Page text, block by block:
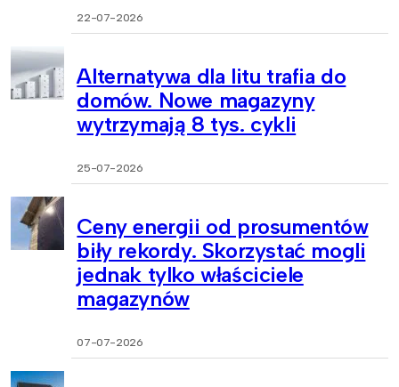
22-07-2026
Alternatywa dla litu trafia do
domów. Nowe magazyny
wytrzymają 8 tys. cykli
25-07-2026
Ceny energii od prosumentów
biły rekordy. Skorzystać mogli
jednak tylko właściciele
magazynów
07-07-2026